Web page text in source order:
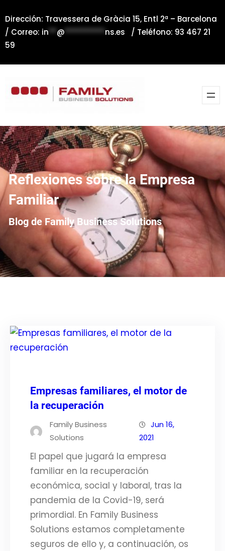
al
contenido
Dirección: Travessera de Gràcia 15, Entl 2ª – Barcelona
/ Correo: in**@**********ns.es / Teléfono: 93 467 21
59
Reflexiones sobre la Empresa
Familiar
Blog de Family Business Solutions
Empresas familiares, el motor de
la recuperación
Family Business
Solutions
Jun 16,
2021
El papel que jugará la empresa
familiar en la recuperación
económica, social y laboral, tras la
pandemia de la Covid-19, será
primordial. En Family Business
Solutions estamos completamente
seguros de ello y, a continuación, os